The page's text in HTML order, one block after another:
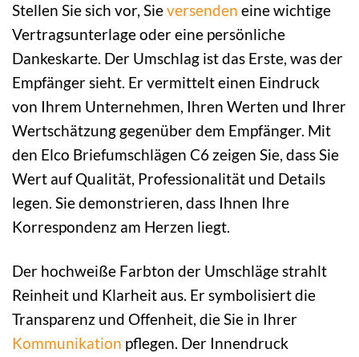
Stellen Sie sich vor, Sieversenden eine wichtige
Vertragsunterlage oder eine persönliche
Dankeskarte. Der Umschlag ist das Erste, was der
Empfänger sieht. Er vermittelt einen Eindruck
von Ihrem Unternehmen, Ihren Werten und Ihrer
Wertschätzung gegenüber dem Empfänger. Mit
den Elco Briefumschlägen C6 zeigen Sie, dass Sie
Wert auf Qualität, Professionalität und Details
legen. Sie demonstrieren, dass Ihnen Ihre
Korrespondenz am Herzen liegt.
Der hochweiße Farbton der Umschläge strahlt
Reinheit und Klarheit aus. Er symbolisiert die
Transparenz und Offenheit, die Sie in Ihrer
Kommunikation pflegen. Der Innendruck